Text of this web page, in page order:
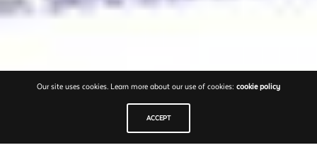
Our site uses cookies. Learn more about our use of cookies: cookie policy
ACCEPT